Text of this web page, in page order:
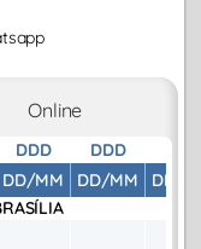
Online
DDD
DD/MM
DDD
DD/MM
DD/